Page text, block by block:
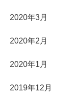
2020年3月
2020年2月
2020年1月
2019年12月